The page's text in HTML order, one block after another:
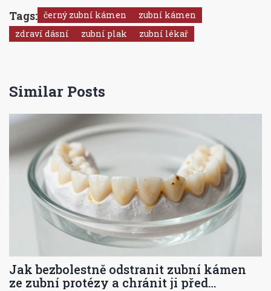
Tags: černý zubní kámen
zubní kámen
zdraví dásní
zubní plak zubní lékař
Similar Posts
Jak bezbolestně odstranit zubní kámen
ze zubní protézy a chránit ji před